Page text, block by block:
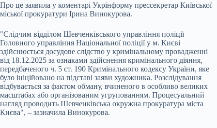
Про це заявила у коментарі Укрінформу прессекретар Київської
міської прокуратури Ірина Винокурова.
"Слідчим відділом Шевченківського управління поліції
Головного управління Національної поліції у м. Києві
здійснюється досудове слідство у кримінальному провадженні
від 18.12.2025 за ознаками здійснення кримінального діяння,
передбаченого ч. 5 ст. 190 Кримінального кодексу України, яке
було ініційовано на підставі заяви художника. Розслідування
відбувається за фактом обману, вчиненого в особливо великих
масштабах або організованим угрупованням. Процесуальний
нагляд проводить Шевченківська окружна прокуратура міста
Києва", – зазначила Винокурова.